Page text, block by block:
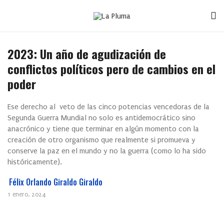
2023: Un año de agudización de
conflictos políticos pero de cambios en el
poder
Ese derecho al veto de las cinco potencias vencedoras de la
Segunda Guerra Mundial no solo es antidemocrático sino
anacrónico y tiene que terminar en algún momento con la
creación de otro organismo que realmente si promueva y
conserve la paz en el mundo y no la guerra (como lo ha sido
históricamente).
Félix Orlando Giraldo Giraldo
1 enero, 2024